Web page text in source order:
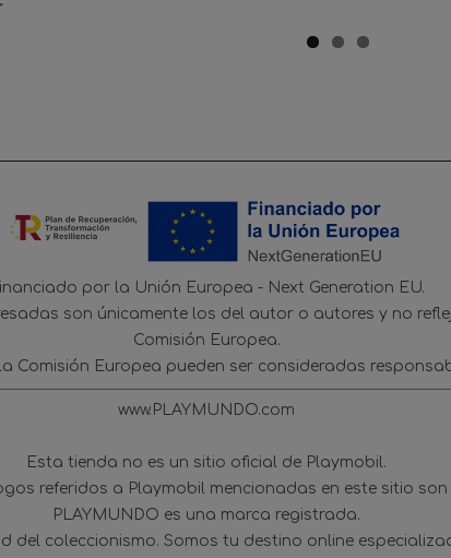
por la Unión Europea - Next Generation EU.
son únicamente los del autor o autores y no
Comisión Europea.
Comisión Europea pueden ser consideradas
www.PLAYMUNDO.com
Esta tienda no es un sitio oficial de Playmobil.
referidos a Playmobil mencionadas en este sitio
PLAYMUNDO es una marca registrada.
del coleccionismo. Somos tu destino online